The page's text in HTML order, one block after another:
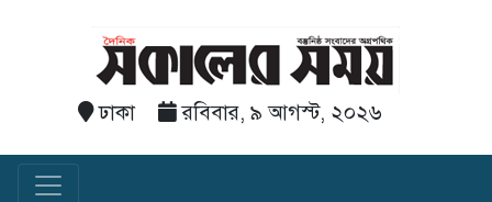
ঢাকা রবিবার, ৯ আগস্ট, ২০২৬